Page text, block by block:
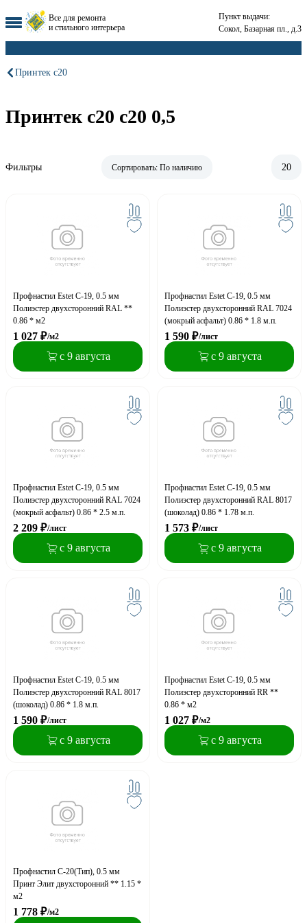
Все для ремонта
и стильного интерьера
Пункт выдачи:
Сокол, Базарная пл., д.3
Принтек с20
Принтек с20 с20 0,5
Фильтры Сортировать: По наличию 20
Профнастил Estet С-19, 0.5 мм
Полиэстер двухсторонний RAL **
0.86 * м2
1 027 ₽/м2
с 9 августа
Профнастил Estet С-19, 0.5 мм
Полиэстер двухсторонний RAL 7024
(мокрый асфальт) 0.86 * 1.8 м.п.
1 590 ₽/лист
с 9 августа
Профнастил Estet С-19, 0.5 мм
Полиэстер двухсторонний RAL 7024
(мокрый асфальт) 0.86 * 2.5 м.п.
2 209 ₽/лист
с 9 августа
Профнастил Estet С-19, 0.5 мм
Полиэстер двухсторонний RAL 8017
(шоколад) 0.86 * 1.78 м.п.
1 573 ₽/лист
с 9 августа
Профнастил Estet С-19, 0.5 мм
Полиэстер двухсторонний RAL 8017
(шоколад) 0.86 * 1.8 м.п.
1 590 ₽/лист
с 9 августа
Профнастил Estet С-19, 0.5 мм
Полиэстер двухсторонний RR **
0.86 * м2
1 027 ₽/м2
с 9 августа
Профнастил С-20(Тип), 0.5 мм
Принт Элит двухсторонний ** 1.15 *
м2
1 778 ₽/м2